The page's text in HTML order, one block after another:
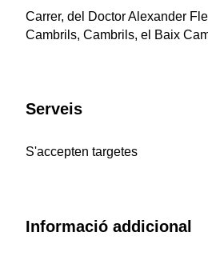
Carrer, del Doctor Alexander
Cambrils, Cambrils, el Baix
Serveis
S'accepten targetes
Informació addicional